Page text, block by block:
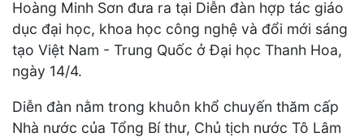
Hoàng Minh Sơn đưa ra tại Diễn đàn hợp tác giáo
dục đại học, khoa học công nghệ và đổi mới sáng
tạo Việt Nam - Trung Quốc ở Đại học Thanh Hoa,
ngày 14/4.
Diễn đàn nằm trong khuôn khổ chuyến thăm cấp
Nhà nước của Tổng Bí thư, Chủ tịch nước Tô Lâm